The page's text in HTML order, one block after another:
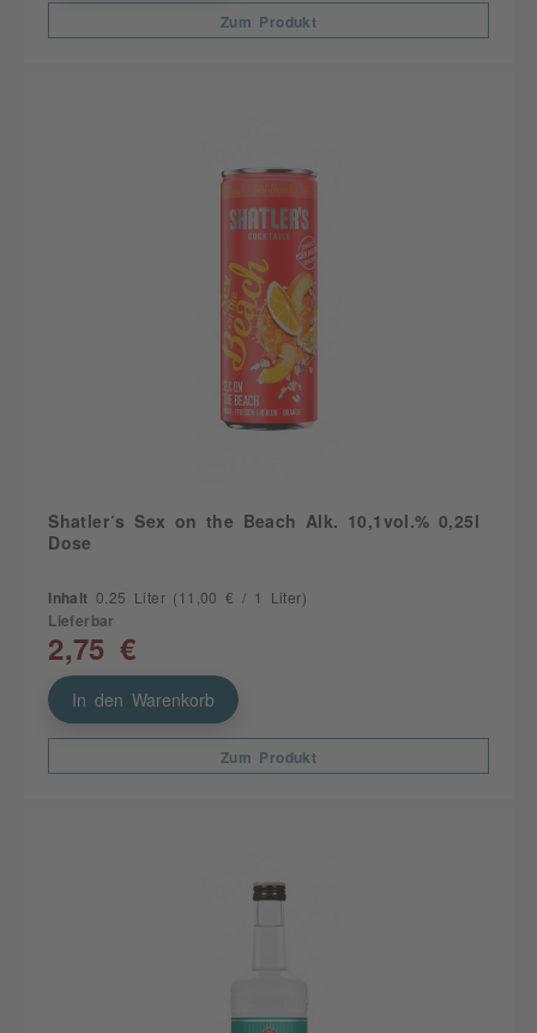
Zum Produkt
Shatler´s Sex on the Beach Alk. 10,1vol.% 0,25l
Dose
Inhalt 0.25 Liter (11,00 € / 1 Liter)
Lieferbar
2,75 €
In den Warenkorb
Zum Produkt